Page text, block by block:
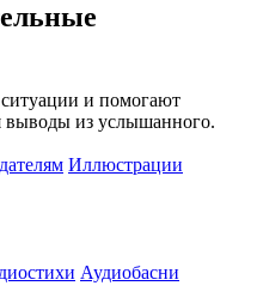
и помогают
выводы из услышанного.
Иллюстрации
Аудиобасни